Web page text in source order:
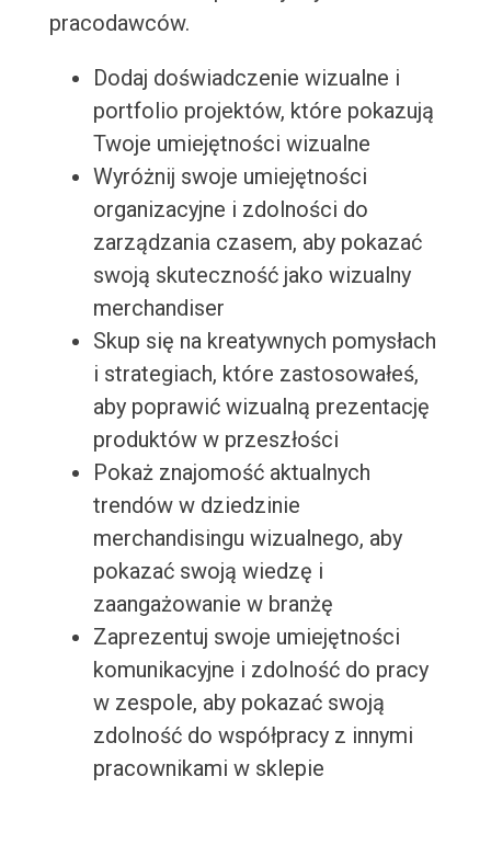
pracodawców.
Dodaj doświadczenie wizualne i
portfolio projektów, które pokazują
Twoje umiejętności wizualne
Wyróżnij swoje umiejętności
organizacyjne i zdolności do
zarządzania czasem, aby pokazać
swoją skuteczność jako wizualny
merchandiser
Skup się na kreatywnych pomysłach
i strategiach, które zastosowałeś,
aby poprawić wizualną prezentację
produktów w przeszłości
Pokaż znajomość aktualnych
trendów w dziedzinie
merchandisingu wizualnego, aby
pokazać swoją wiedzę i
zaangażowanie w branżę
Zaprezentuj swoje umiejętności
komunikacyjne i zdolność do pracy
w zespole, aby pokazać swoją
zdolność do współpracy z innymi
pracownikami w sklepie